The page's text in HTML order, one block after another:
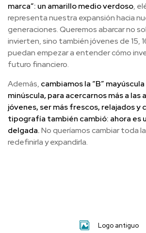
marca”: un amarillo medio verdoso,
representa nuestra expansión hacia
generaciones. Queremos abarcar no
invierten, sino también jóvenes de 15,
puedan empezar a entender cómo
futuro financiero.
Además, cambiamos la “B”
minúscula, para acercarnos más a las
jóvenes, ser más frescos, relajados y
tipografía también cambió: ahora es
delgada.No queríamos cambiar toda
redefinirla y expandirla.
Logo antiguo